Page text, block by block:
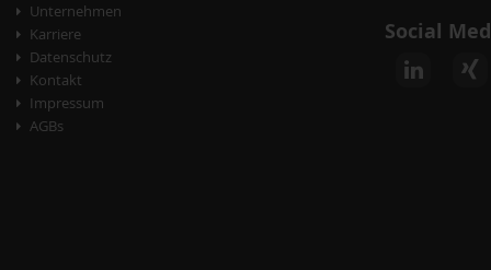
Unternehmen
Karriere
Datenschutz
Kontakt
Impressum
AGBs
Social